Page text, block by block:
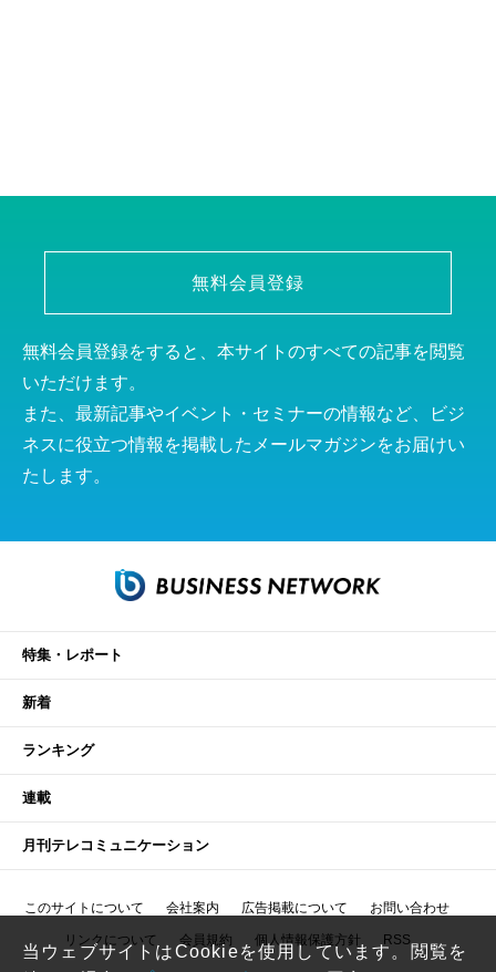
無料会員登録
無料会員登録をすると、本サイトのすべての記事を閲覧
いただけます。
また、最新記事やイベント・セミナーの情報など、ビジ
ネスに役立つ情報を掲載したメールマガジンをお届けい
たします。
特集・レポート
新着
ランキング
連載
月刊テレコミュニケーション
このサイトについて 会社案内 広告掲載について お問い合わせ
リンクについて 会員規約 個人情報保護方針 RSS
当ウェブサイトはCookieを使用しています。閲覧を